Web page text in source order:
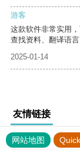
游客
这款软件非常实用
查找资料、翻译语言
2025-01-14
友情链接
网站地图